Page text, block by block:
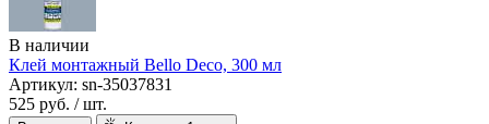
В наличии
Клей монтажный Bello Deco, 300 мл
Артикул: sn-35037831
525 руб. / шт.